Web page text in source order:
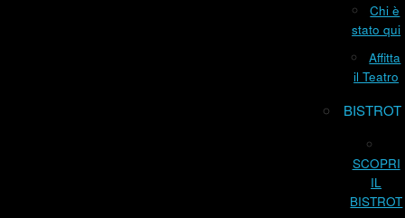
Chi è
stato qui
Affitta
il Teatro
BISTROT
SCOPRI
IL
BISTROT